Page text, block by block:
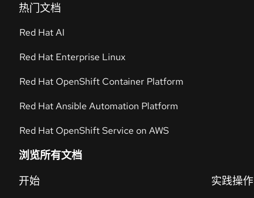
热门文档
Red Hat AI
Red Hat Enterprise Linux
Red Hat OpenShift Container Platform
Red Hat Ansible Automation Platform
Red Hat OpenShift Service on AWS
浏览所有文档
开始 实践操作